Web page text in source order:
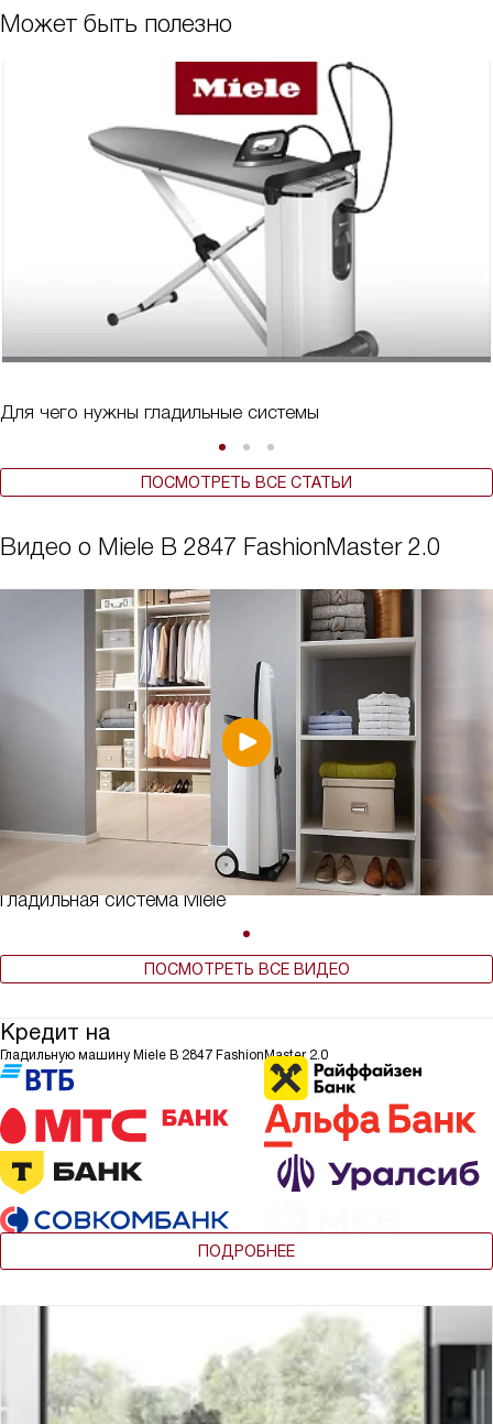
Может быть полезно
Для чего нужны гладильные системы
ПОСМОТРЕТЬ ВСЕ СТАТЬИ
Видео о Miele B 2847 FashionMaster 2.0
Гладильная система Miele
ПОСМОТРЕТЬ ВСЕ ВИДЕО
Кредит на
Гладильную машину Miele B 2847 FashionMaster 2.0
ПОДРОБНЕЕ